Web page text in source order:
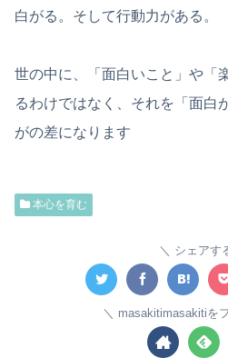
白がる。そして行動力がある。
世の中に、「面白いこと」や「
るわけではなく、それを「面白
がの差になります
本心を育む
シェアす
masakitimasakitiを